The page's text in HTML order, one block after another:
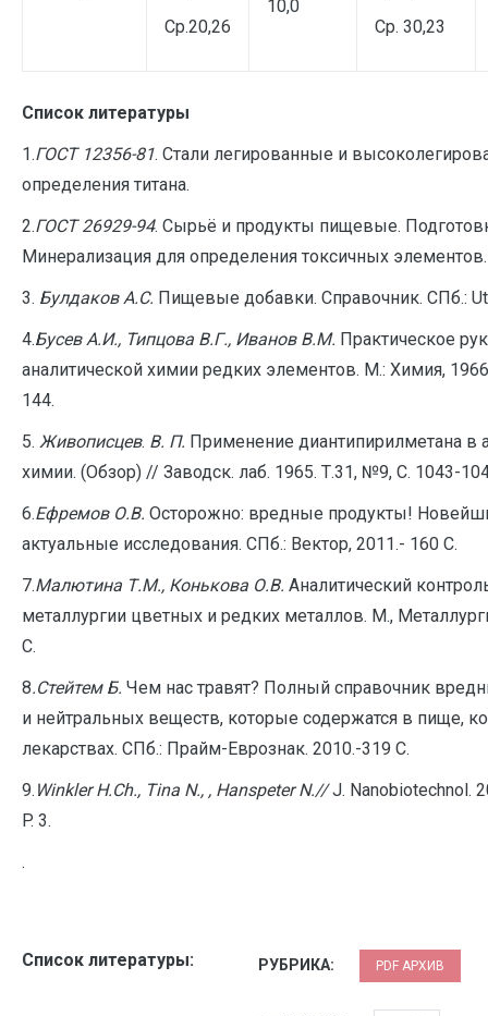
Ср.20,26
10,0
Ср. 30,23
Список литературы
1.ГОСТ 12356-81. Стали легированные и
определения титана.
2.ГОСТ 26929-94. Сырьё и продукты пищевые.
Минерализация для определения токсичных элементов.
3. Булдаков А.С. Пищевые добавки. Справочник. СПб.:
4.Бусев А.И., Типцова В.Г., Иванов В.М. Практическое
аналитической химии редких элементов. М.: Химия,
144.
5. Живописцев. В. П. Применение диантипирилметана в
химии. (Обзор) // Заводск. лаб. 1965. Т.31, №9, С. 1043-
6.Ефремов О.В. Осторожно: вредные продукты!
актуальные исследования. СПб.: Вектор, 2011.- 160 С.
7.Малютина Т.М., Конькова О.В. Аналитический
металлургии цветных и редких металлов. М.,
С.
8.Стейтем Б. Чем нас травят? Полный справочник
и нейтральных веществ, которые содержатся в пище,
лекарствах. СПб.: Прайм-Еврознак. 2010.-319 С.
9. Winkler H.Ch., Tina N., , Hanspeter N.//J. Nanobiotechnol.
P. 3.
.
Список литературы: РУБРИКА: PDF АРХИВ